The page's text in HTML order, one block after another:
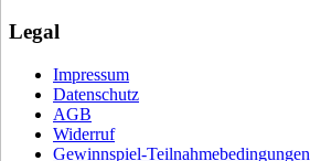
Legal
Impressum
Datenschutz
AGB
Widerruf
Gewinnspiel-Teilnahmebedingungen